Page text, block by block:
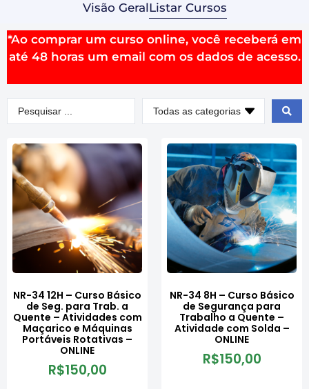
Visão GeralListar Cursos
*Ao comprar um curso online, você receberá em
até 48 horas um email com os dados de acesso.
NR-34 12H – Curso Básico
de Seg. para Trab. a
Quente – Atividades com
Maçarico e Máquinas
Portáveis Rotativas –
ONLINE
R$150,00
NR-34 8H – Curso Básico
de Segurança para
Trabalho a Quente –
Atividade com Solda –
ONLINE
R$150,00